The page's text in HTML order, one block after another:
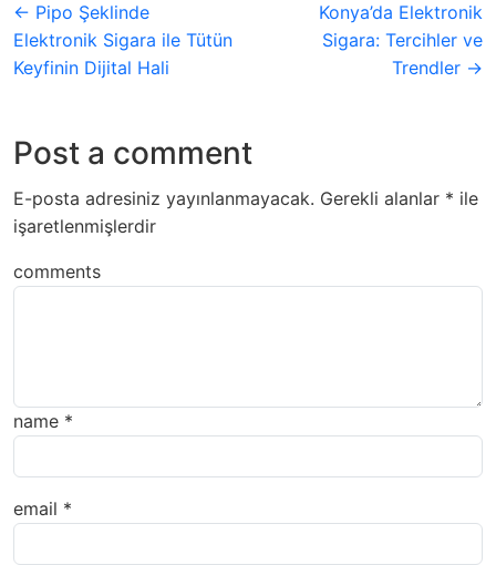
← Pipo Şeklinde
Elektronik Sigara ile Tütün
Keyfinin Dijital Hali
Konya’da Elektronik
Sigara: Tercihler ve
Trendler →
Post a comment
E-posta adresiniz yayınlanmayacak. Gerekli alanlar * ile
işaretlenmişlerdir
comments
name *
email *